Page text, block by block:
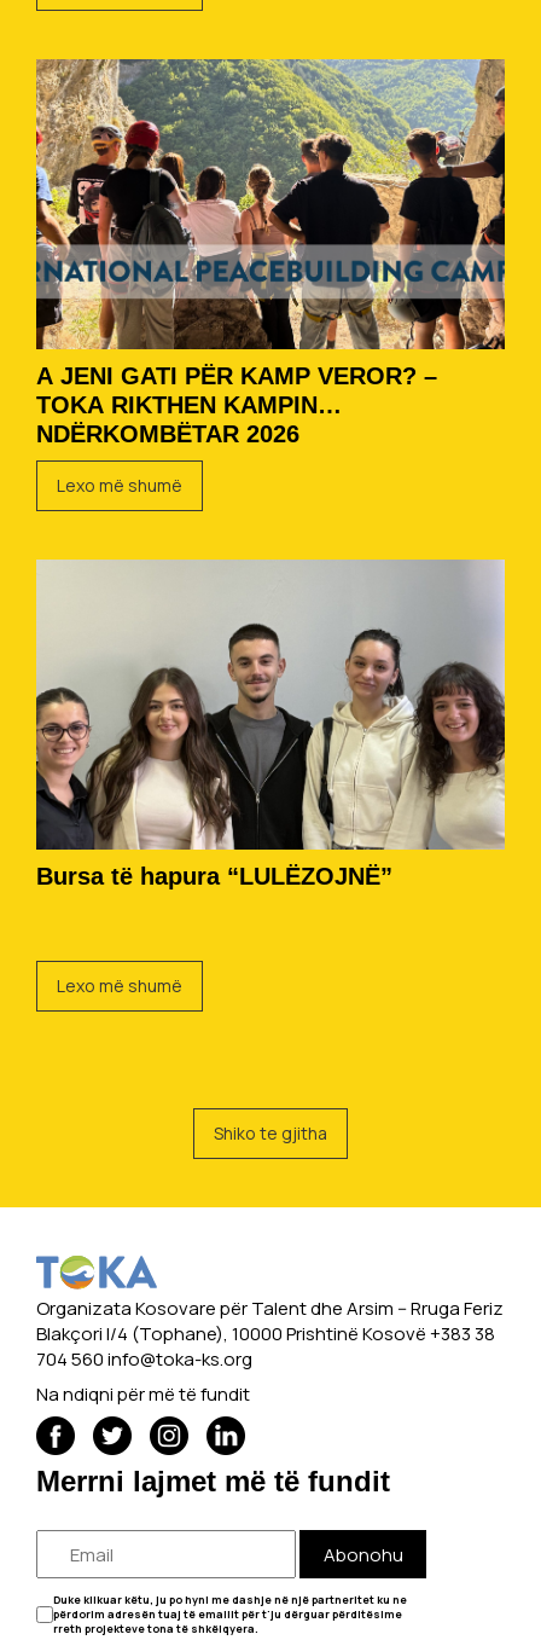
A JENI GATI PËR KAMP VEROR? –
TOKA RIKTHEN KAMPIN
NDËRKOMBËTAR 2026
Lexo më shumë
Bursa të hapura “LULËZOJNË”
Lexo më shumë
Shiko te gjitha
Organizata Kosovare për Talent dhe Arsim -- Rruga Feriz
Blakçori I/4 (Tophane), 10000 Prishtinë Kosovë +383 38
704 560info@toka-ks.org
Na ndiqni për më të fundit
Merrni lajmet më të fundit
Abonohu
Duke klikuar këtu, ju po hyni me dashje në një partneritet ku ne
përdorim adresën tuaj të emailit për t'ju dërguar përditësime
rreth projekteve tona të shkëlqyera.